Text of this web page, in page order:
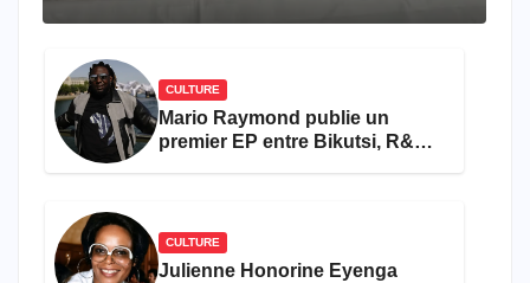
CULTURE
Mario Raymond publie un
premier EP entre Bikutsi, R&B
CULTURE
Julienne Honorine Eyenga